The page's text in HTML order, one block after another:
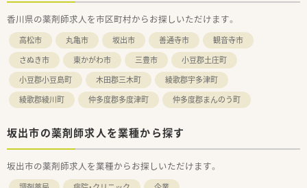
香川県の薬剤師求人を市区町村からお探しいただけます。
高松市 丸亀市 坂出市 善通寺市
観音寺市
さぬき市
東かがわ市 三豊市
小豆郡土庄町
小豆郡小豆島町
木田郡三木町
綾歌郡宇多津町
綾歌郡綾川町
仲多度郡多度津町 仲多度郡まんのう町
坂出市の薬剤師求人を業種から探す
坂出市の薬剤師求人を業種からお探しいただけます。